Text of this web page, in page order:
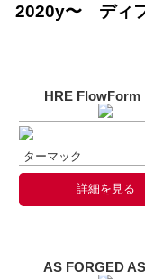
2020y〜 ディ
HRE FlowForm
ターマック
詳細を見る
AS FORGED